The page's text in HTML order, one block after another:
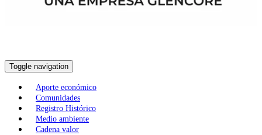
Toggle navigation
Aporte económico
Comunidades
Registro Histórico
Medio ambiente
Cadena valor